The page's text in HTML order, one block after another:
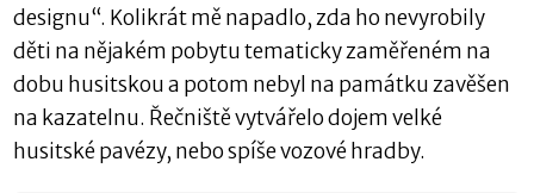
designu“. Kolikrát mě napadlo, zda ho nevyrobily
děti na nějakém pobytu tematicky zaměřeném na
dobu husitskou a potom nebyl na památku zavěšen
na kazatelnu. Řečniště vytvářelo dojem velké
husitské pavézy, nebo spíše vozové hradby.